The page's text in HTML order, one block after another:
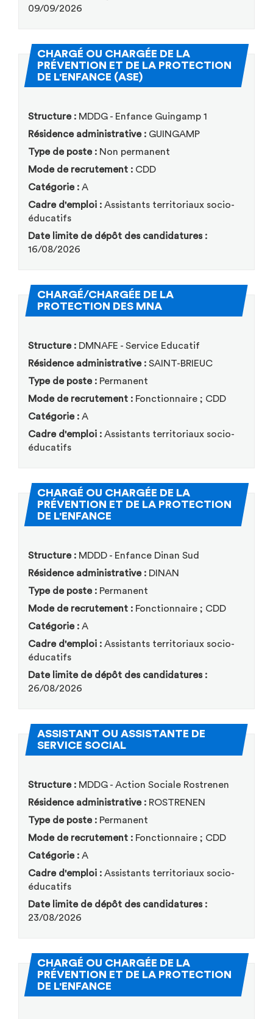
09/09/2026
CHARGÉ OU CHARGÉE DE LA
PRÉVENTION ET DE LA PROTECTION
DE L'ENFANCE (ASE)(Nouvelle fenêtre)
Structure : MDDG - Enfance Guingamp 1
Résidence administrative : GUINGAMP
Type de poste : Non permanent
Mode de recrutement : CDD
Catégorie : A
Cadre d'emploi : Assistants territoriaux socio-
éducatifs
Date limite de dépôt des candidatures :
16/08/2026
CHARGÉ/CHARGÉE DE LA
PROTECTION DES MNA
Structure : DMNAFE - Service Educatif
Résidence administrative : SAINT-BRIEUC
Type de poste : Permanent
Mode de recrutement : Fonctionnaire ; CDD
Catégorie : A
Cadre d'emploi : Assistants territoriaux socio-
éducatifs
CHARGÉ OU CHARGÉE DE LA
PRÉVENTION ET DE LA PROTECTION
DE L'ENFANCE
Structure : MDDD - Enfance Dinan Sud
Résidence administrative : DINAN
Type de poste : Permanent
Mode de recrutement : Fonctionnaire ; CDD
Catégorie : A
Cadre d'emploi : Assistants territoriaux socio-
éducatifs
Date limite de dépôt des candidatures :
26/08/2026
ASSISTANT OU ASSISTANTE DE
SERVICE SOCIAL
Structure : MDDG - Action Sociale Rostrenen
Résidence administrative : ROSTRENEN
Type de poste : Permanent
Mode de recrutement : Fonctionnaire ; CDD
Catégorie : A
Cadre d'emploi : Assistants territoriaux socio-
éducatifs
Date limite de dépôt des candidatures :
23/08/2026
CHARGÉ OU CHARGÉE DE LA
PRÉVENTION ET DE LA PROTECTION
DE L'ENFANCE